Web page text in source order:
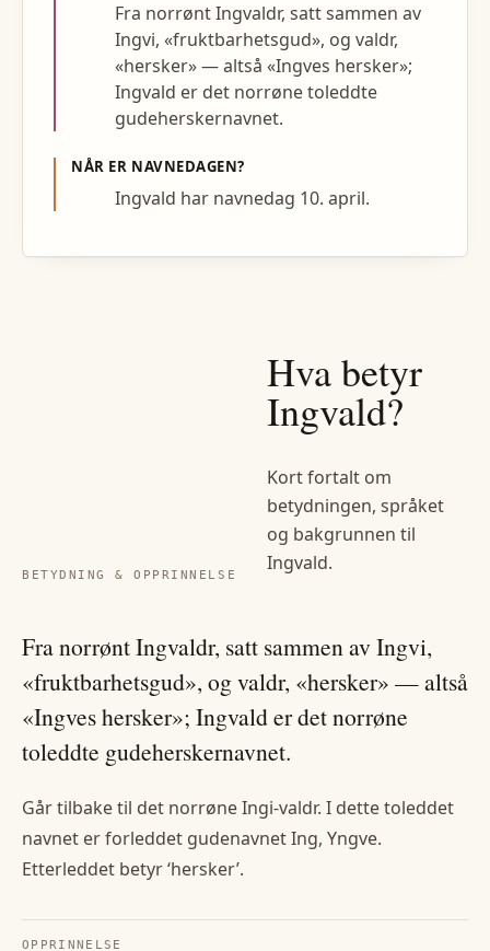
Fra norrønt Ingvaldr, satt sammen av
Ingvi, «fruktbarhetsgud», og valdr,
«hersker» — altså «Ingves hersker»;
Ingvald er det norrøne toleddte
gudeherskernavnet.
NÅR ER NAVNEDAGEN?
Ingvald har navnedag 10. april.
BETYDNING & OPPRINNELSE
Hva betyr
Ingvald?
Kort fortalt om
betydningen, språket
og bakgrunnen til
Ingvald.
Fra norrønt Ingvaldr, satt sammen av Ingvi,
«fruktbarhetsgud», og valdr, «hersker» — altså
«Ingves hersker»; Ingvald er det norrøne
toleddte gudeherskernavnet.
Går tilbake til det norrøne Ingi-valdr. I dette toleddet
navnet er forleddet gudenavnet Ing, Yngve.
Etterleddet betyr ‘hersker’.
OPPRINNELSE